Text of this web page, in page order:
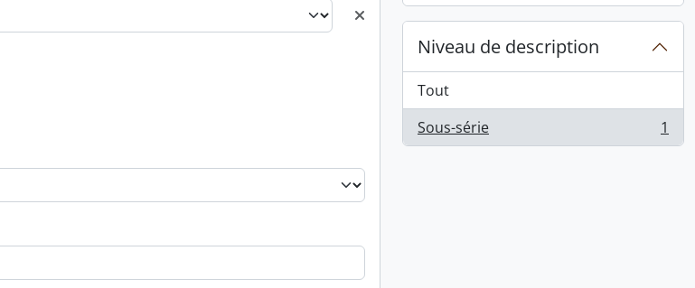
Niveau de description
Tout
Sous-série
, 1 résultats 1